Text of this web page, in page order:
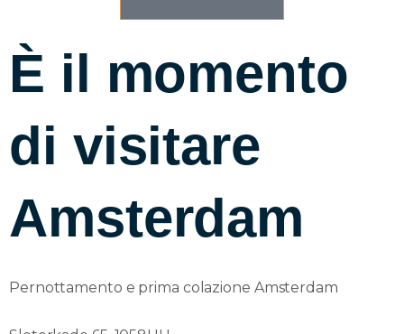
È il momento
di visitare
Amsterdam
Pernottamento e prima colazione Amsterdam